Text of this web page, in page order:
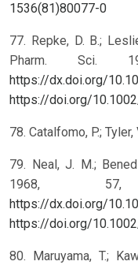
1536(81)80077-0
77. Repke, D. B.;
Pharm. Sci.
https://dx.doi.org/
https://doi.org/
78. Catalfomo, P.;
79. Neal, J. M.;
1968, 57,
https://dx.doi.org/
https://doi.org/
80. Maruyama, T.;